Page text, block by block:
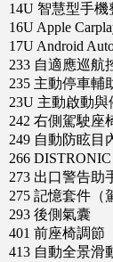
14U 智慧型手機
16U Apple
17U Android
233 自適應巡航
235 主動停車輔
23U 主動啟動
242 右側駕駛座
249 自動防眩目
266
273 出口警告助
275 記憶套件（
293 後側氣囊
401 前座椅調節
413 自動全景滑